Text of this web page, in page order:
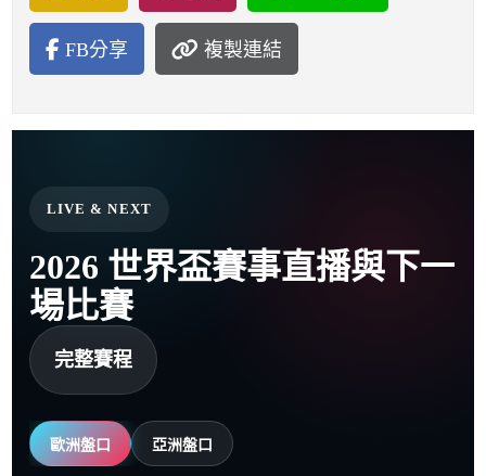
FB分享 複製連結
LIVE & NEXT
2026 世界盃賽事直播與下一
場比賽
完整賽程
歐洲盤口 亞洲盤口